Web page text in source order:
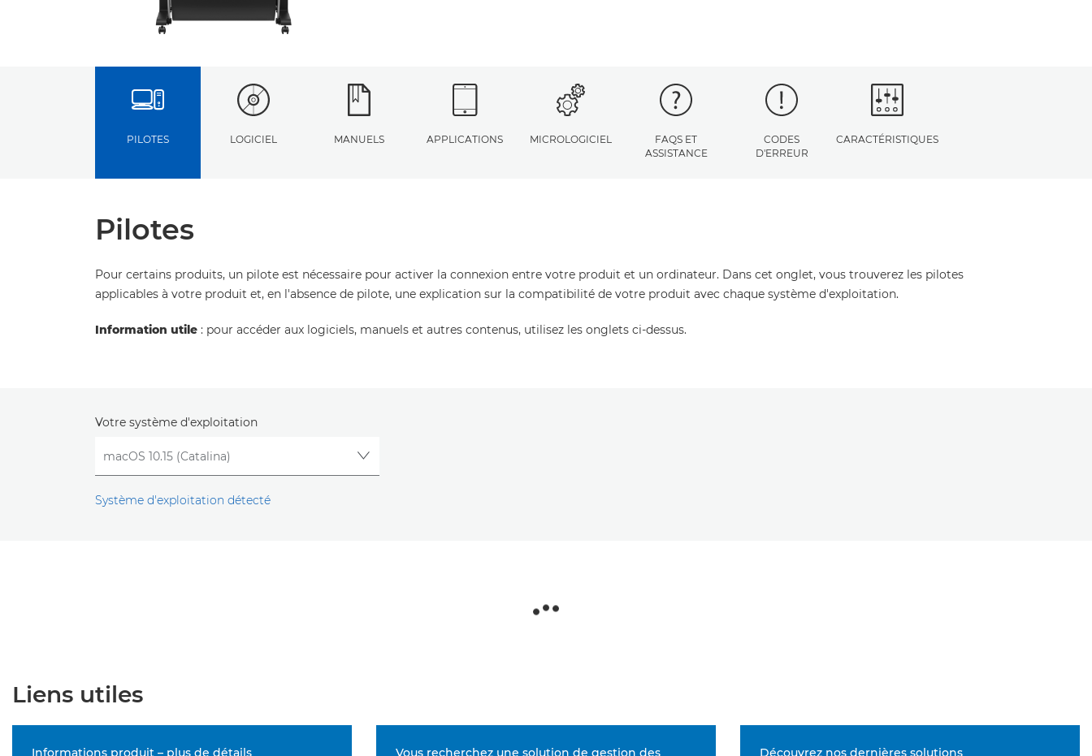
PILOTES LOGICIEL MANUELS APPLICATIONS MICROLOGICIEL
FAQS ET
ASSISTANCE
CODES
D'ERREUR
CARACTÉRISTIQUES
Pilotes
Pour certains produits, un pilote est nécessaire pour activer la connexion entre votre produit et un ordinateur. Dans cet onglet, vous trouverez les pilotes
applicables à votre produit et, en l'absence de pilote, une explication sur la compatibilité de votre produit avec chaque système d'exploitation.
Information utile : pour accéder aux logiciels, manuels et autres contenus, utilisez les onglets ci-dessus.
Votre système d'exploitation
Système d'exploitation détecté
Liens utiles
Informations produit – plus de détails
Vous recherchez une solution de gestion des
Découvrez nos dernières solutions